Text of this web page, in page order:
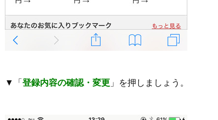
▼「 登録内容の確認・変更 」を押しましょう。